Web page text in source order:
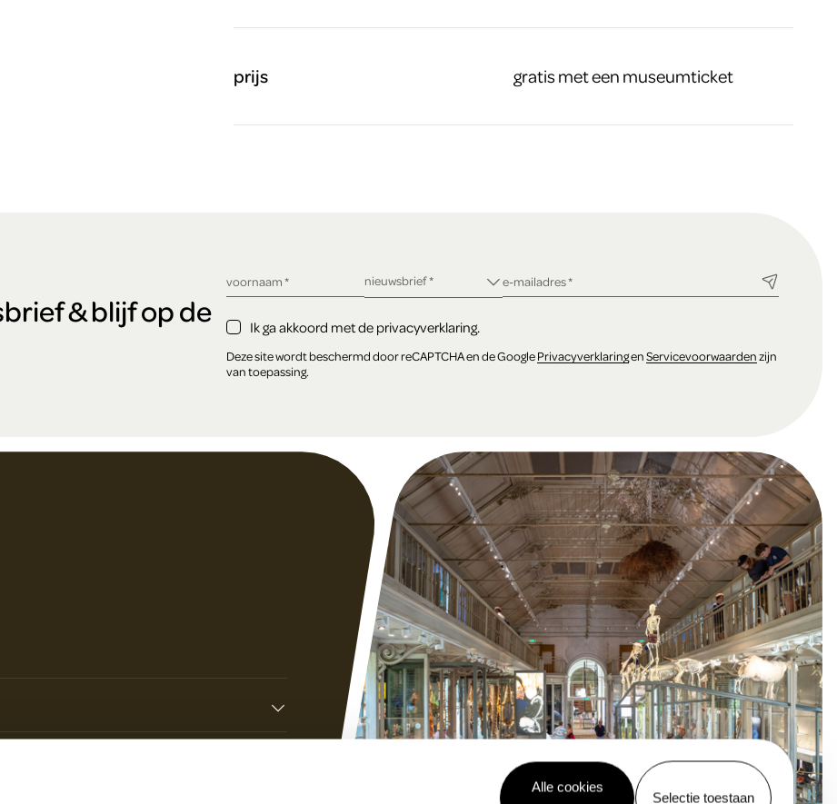
Alle cookies
Selectie toestaan
prijs gratis met een museumticket
& blijf op de
verplicht veld
voornaam* verplicht veld
nieuwsbrief* verplicht veld
e-mailadres*
Ik ga akkoord met de privacyverklaring.
Deze site wordt beschermd door reCAPTCHA en de GooglePrivacyverklaringenServicevoorwaardenzijn
van toepassing.